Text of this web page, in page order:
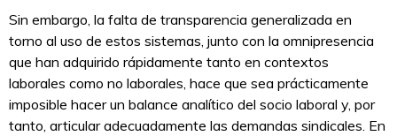
Sin embargo, la falta de transparencia generalizada en
torno al uso de estos sistemas, junto con la omnipresencia
que han adquirido rápidamente tanto en contextos
laborales como no laborales, hace que sea prácticamente
imposible hacer un balance analítico del socio laboral y, por
tanto, articular adecuadamente las demandas sindicales. En